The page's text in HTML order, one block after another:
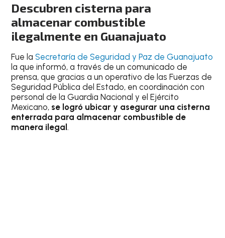
Descubren cisterna para
almacenar combustible
ilegalmente en Guanajuato
Fue laSecretaría de Seguridad y Paz de Guanajuato
la que informó, a través de un comunicado de
prensa, que gracias a un operativo de las Fuerzas de
Seguridad Pública del Estado, en coordinación con
personal de la Guardia Nacional y el Ejército
Mexicano, se logró ubicar y asegurar una cisterna
enterrada para almacenar combustible de
manera ilegal.